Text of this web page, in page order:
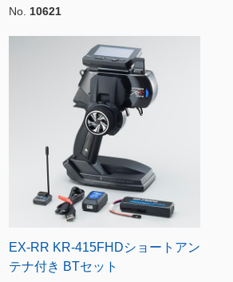
No. 10621
EX-RR KR-415FHDショートアン
テナ付き BTセット